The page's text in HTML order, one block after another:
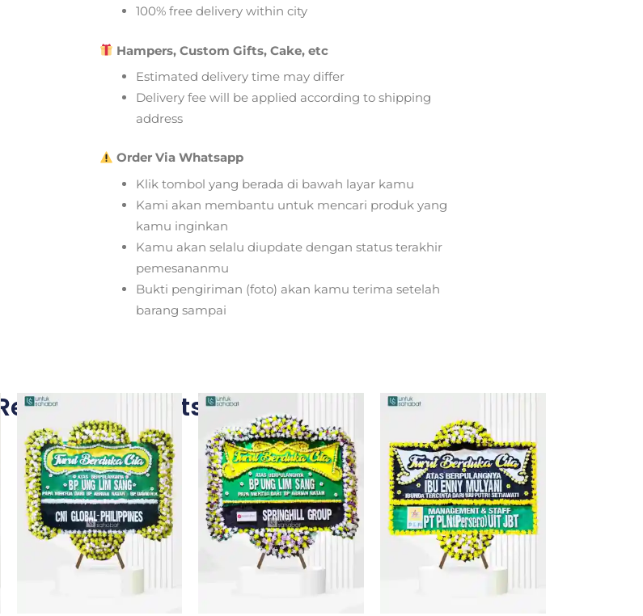
100% free delivery within city
Hampers, Custom Gifts, Cake, etc
Estimated delivery time may differ
Delivery fee will be applied according to shipping
address
Order Via Whatsapp
Klik tombol yang berada di bawah layar kamu
Kami akan membantu untuk mencari produk yang
kamu inginkan
Kamu akan selalu diupdate dengan status terakhir
pemesananmu
Bukti pengiriman (foto) akan kamu terima setelah
barang sampai
Related Products